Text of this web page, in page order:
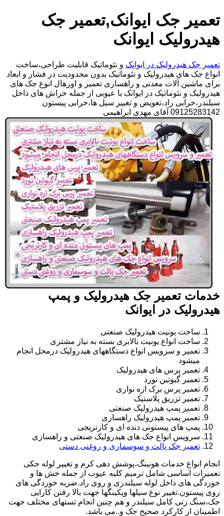
تعمیر جک ایوانک,تعمیر جک
هیدرولیک ایوانک
تعمیر جک هیدرولیک در ایوانک و نئوماتیک قابلیت طراحی،ساخت
انواع جک های هیدرولیک و نئوماتیک بدون محدودیت در فشار و ابعاد
برای ماشین آلات معدنی و راهسازی تعمیر و اورهال انوع جک های
هیدرولیک و نئوماتیک در ایوانک با عیوبی از جمله خراش های داخل
سیلندر،خرابی راد،تعویض و تغییر سیل ها،خرابی پیستون
09125283142 آقای مهدی ابراهیمی
خدمات تعمیر جک هیدرولیک و پمپ
هیدرولیک در ایوانک
ساخت یونیت هیدرولیک صنعتی
ساخت انواع یونیت بالابری بسته به نیاز مشتری
تعمیر و سرویس انواع دستگاههای هیدرولیک درمحل انجام
میشود
تعمیر پرس های هیدرولیک
تعمیر گیوتین نورد
تعمیر پرس برک اره نواری
تعمیر تزریق پلاستیک
تعمیر پمپ هیدرولیک صنعتی
تعمیر پمپ هیدرولیک راهسازی
پمپ های پیستونی دنده ای و کارتریجی
سرویس انواع جک های هیدرولیک صنعتی و راهسازی
تعمیر جک پالت و سوسماری و روغنی دستی
انجام انواع خدمات هونینگ،پوشش دهی کرم و تغییر لوله جکی
تعمیرات اساسی شامل ترمیم کلیه عیوب از جمله خش ها و
خوردگی های داخل لوله سیلندری و روی راد.ضربه خوردگی های
روی پیستون.تغییر نوع سیلها وپکینگها جهت بالا رفتن کارایی
جک،سنگ زنی کامل سیلندر و هم چنین انجام تستهای مختلف جهت
اطمینان از کارکرد صحیح جک و..می باشد.